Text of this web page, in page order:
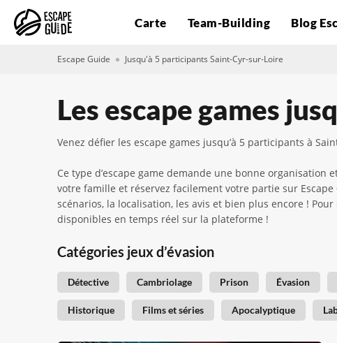
Carte Team-Building Blog
Escape Guide Jusqu'à 5 participants Saint-Cyr-sur-Loire
Les escape games
Venez défier les escape games jusqu’à 5 participants à
Ce type d’escape game demande une bonne
votre famille et réservez facilement votre partie sur
scénarios, la localisation, les avis et bien plus encore !
disponibles en temps réel sur la plateforme !
Catégories jeux d’évasion
Détective Cambriolage Prison Évasion
Historique Films et séries Apocalyptique